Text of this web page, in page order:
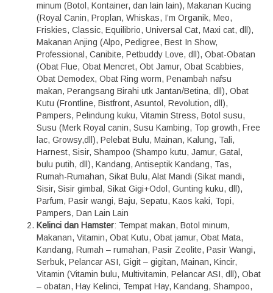
minum (Botol, Kontainer, dan lain lain), Makanan Kucing
(Royal Canin, Proplan, Whiskas, I’m Organik, Meo,
Friskies, Classic, Equilibrio, Universal Cat, Maxi cat, dll),
Makanan Anjing (Alpo, Pedigree, Best In Show,
Professional, Canibite, Petbuddy Love, dll), Obat-Obatan
(Obat Flue, Obat Mencret, Obt Jamur, Obat Scabbies,
Obat Demodex, Obat Ring worm, Penambah nafsu
makan, Perangsang Birahi utk Jantan/Betina, dll), Obat
Kutu (Frontline, Bistfront, Asuntol, Revolution, dll),
Pampers, Pelindung kuku, Vitamin Stress, Botol susu,
Susu (Merk Royal canin, Susu Kambing, Top growth, Free
lac, Growsy,dll), Pelebat Bulu, Mainan, Kalung, Tali,
Harnest, Sisir, Shampoo (Shampo kutu, Jamur, Gatal,
bulu putih, dll), Kandang, Antiseptik Kandang, Tas,
Rumah-Rumahan, Sikat Bulu, Alat Mandi (Sikat mandi,
Sisir, Sisir gimbal, Sikat Gigi+Odol, Gunting kuku, dll),
Parfum, Pasir wangi, Baju, Sepatu, Kaos kaki, Topi,
Pampers, Dan Lain Lain
Kelinci dan Hamster: Tempat makan, Botol minum,
Makanan, Vitamin, Obat Kutu, Obat jamur, Obat Mata,
Kandang, Rumah – rumahan, Pasir Zeolite, Pasir Wangi,
Serbuk, Pelancar ASI, Gigit – gigitan, Mainan, Kincir,
Vitamin (Vitamin bulu, Multivitamin, Pelancar ASI, dll), Obat
– obatan, Hay Kelinci, Tempat Hay, Kandang, Shampoo,